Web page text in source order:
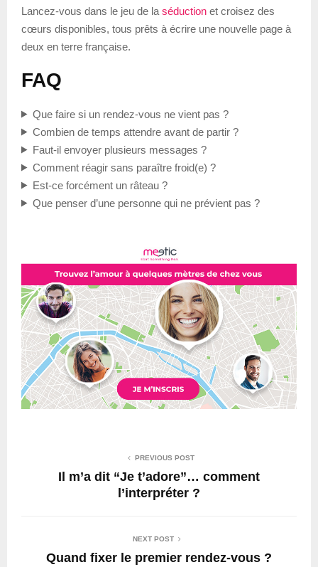
Lancez-vous dans le jeu de la séduction et croisez des
cœurs disponibles, tous prêts à écrire une nouvelle page à
deux en terre française.
FAQ
Que faire si un rendez-vous ne vient pas ?
Combien de temps attendre avant de partir ?
Faut-il envoyer plusieurs messages ?
Comment réagir sans paraître froid(e) ?
Est-ce forcément un râteau ?
Que penser d’une personne qui ne prévient pas ?
PREVIOUS POST
Il m’a dit “Je t’adore”… comment
l’interpréter ?
NEXT POST
Quand fixer le premier rendez-vous ?